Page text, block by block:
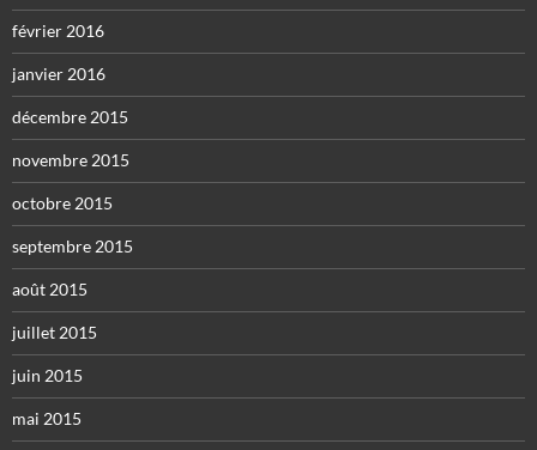
février 2016
janvier 2016
décembre 2015
novembre 2015
octobre 2015
septembre 2015
août 2015
juillet 2015
juin 2015
mai 2015